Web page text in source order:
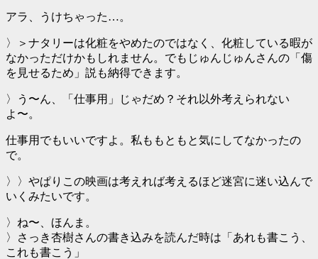
アラ、うけちゃった…。
〉＞ナタリーは化粧をやめたのではなく、化粧している暇が
なかっただけかもしれません。でもじゅんじゅんさんの「傷
を見せるため」説も納得できます。
〉う〜ん、「仕事用」じゃだめ？それ以外考えられない
よ〜。
仕事用でもいいですよ。私ももともと気にしてなかったの
で。
〉〉やぱりこの映画は考えれば考えるほど迷宮に迷い込んで
いくみたいです。
〉ね〜、ほんま。
〉さっき杏樹さんの書き込みを読んだ時は「あれも書こう、
これも書こう」